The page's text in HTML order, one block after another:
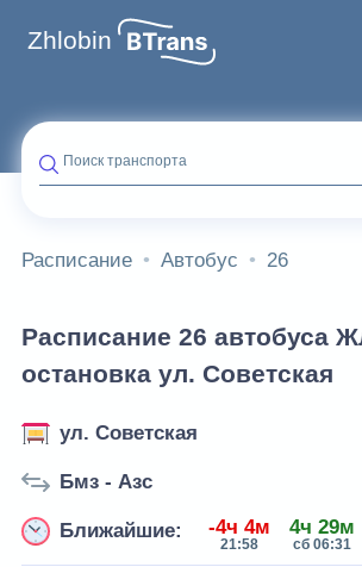
Zhlobin
Поиск транспорта
Расписание Автобус 26
Расписание 26 автобуса
остановка ул. Советская
ул. Советская
Бмз - Азс
Ближайшие: -4ч 4м
21:58
4ч 29м
сб 06:31